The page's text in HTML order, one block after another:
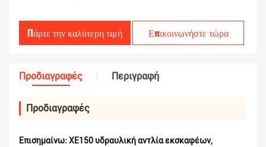
Πάρτε την καλύτερη τιμή Επικοινωνήστε τώρα
Προδιαγραφές Περιγραφή
Προδιαγραφές
Επισημαίνω: XE150 υδραυλική αντλία εκσκαφέων,